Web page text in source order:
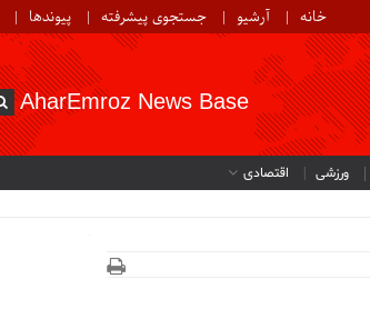
خانه آرشیو جستجوی پیشرفته پیوندها
AharEmroz News Base
ورزشی اقتصادی